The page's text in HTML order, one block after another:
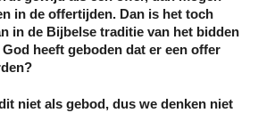
in de offertijden. Dan is het toch
in de Bijbelse traditie van het bidden
heeft geboden dat er een offer
niet als gebod, dus we denken niet